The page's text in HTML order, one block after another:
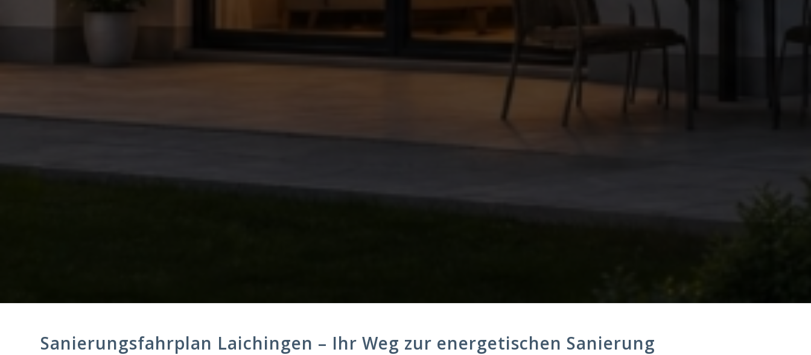
Sanierungsfahrplan Laichingen – Ihr Weg zur energetischen Sanierung